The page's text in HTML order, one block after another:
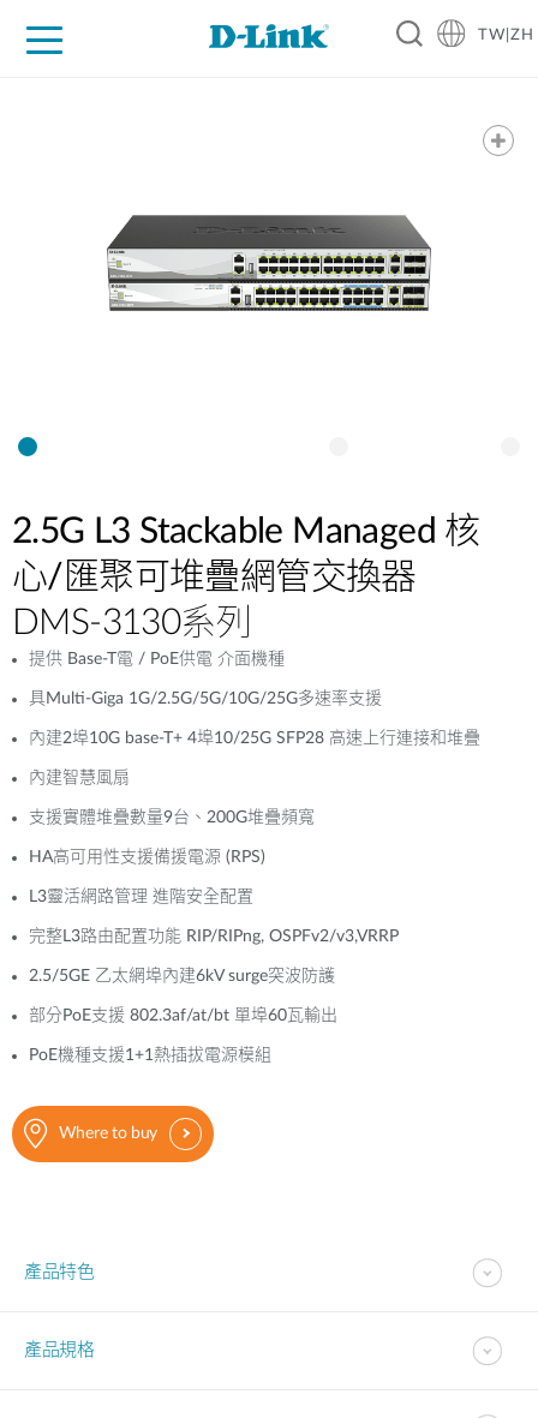
TW|ZH
2.5G L3 Stackable Managed 核
心/匯聚可堆疊網管交換器
DMS-3130系列
提供 Base-T電 / PoE供電 介面機種
具Multi-Giga 1G/2.5G/5G/10G/25G多速率支援
內建2埠10G base-T+ 4埠10/25G SFP28 高速上行連接和堆疊
內建智慧風扇
支援實體堆疊數量9台、200G堆疊頻寬
HA高可用性支援備援電源 (RPS)
L3靈活網路管理 進階安全配置
完整L3路由配置功能 RIP/RIPng, OSPFv2/v3,VRRP
2.5/5GE 乙太網埠內建6kV surge突波防護
部分PoE支援 802.3af/at/bt 單埠60瓦輸出
PoE機種支援1+1熱插拔電源模組
Where to buy
產品特色
產品規格